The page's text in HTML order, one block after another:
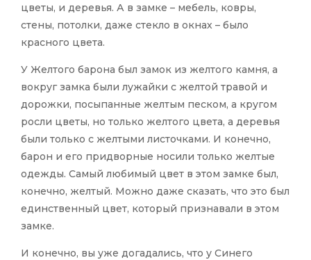
цветы, и деревья. А в замке – мебель, ковры,
стены, потолки, даже стекло в окнах – было
красного цвета.
У Желтого барона был замок из желтого камня, а
вокруг замка были лужайки с желтой травой и
дорожки, посыпанные желтым песком, а кругом
росли цветы, но только желтого цвета, а деревья
были только с желтыми листочками. И конечно,
барон и его придворные носили только желтые
одежды. Самый любимый цвет в этом замке был,
конечно, желтый. Можно даже сказать, что это был
единственный цвет, который признавали в этом
замке.
И конечно, вы уже догадались, что у Синего